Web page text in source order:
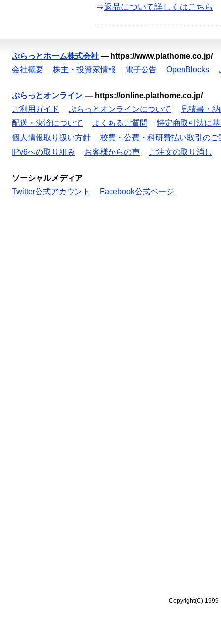
⇒返品について詳しくはこちら
ぷらっとホーム株式会社 — https://www.plathome.co.jp/
会社概要
株主・投資家情報 電子公告 OpenBlocks
ぷらっとオンライン — https://online.plathome.co.jp/
ご利用ガイド
ぷらっとオンラインについて
見積書・
配送・決済について
よくあるご質問
特定商取引法に
個人情報取り扱い方針
校費・公費・科研費払い取引のご
IPv6への取り組み
お客様からの声 ご注文の取り消し
ソーシャルメディア
Twitter公式アカウント
Facebook公式ページ
Copyright(C)